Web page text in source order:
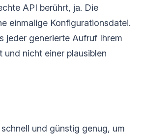
API berührt, ja. Die
einmalige Konfigurationsdatei.
jeder generierte Aufruf Ihrem
und nicht einer plausiblen
und günstig genug, um